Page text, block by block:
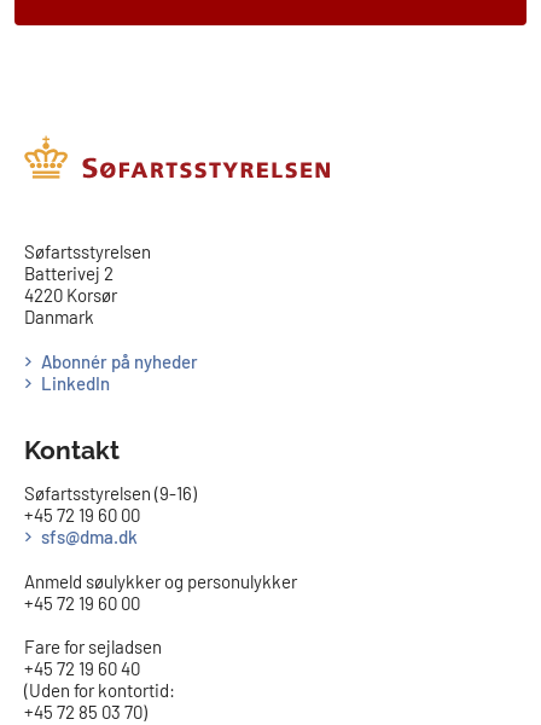
​​Søfartsstyrelsen
Batterivej 2
4220 Korsør
Danmark
Abonnér på nyheder
LinkedIn
Kontakt
Søfartsstyrelsen (9-16)
+45 72 19 60 00
sfs@dma.dk
Anmeld søulykker og personulykker
+45 72 19 60 00
Fare for sejladsen
+45 72 19 60 40
(Uden for kontortid:
+45 72 85 03 70)